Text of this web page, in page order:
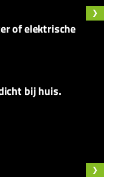
of elektrische
bij huis.